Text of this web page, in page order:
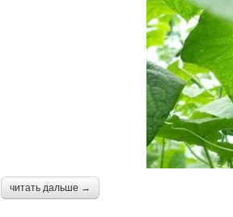
читать дальше →